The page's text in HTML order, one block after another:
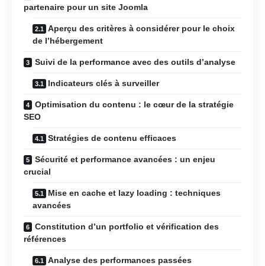
partenaire pour un site Joomla
Aperçu des critères à considérer pour le choix
de l’hébergement
Suivi de la performance avec des outils d’analyse
Indicateurs clés à surveiller
Optimisation du contenu : le cœur de la stratégie
SEO
Stratégies de contenu efficaces
Sécurité et performance avancées : un enjeu
crucial
Mise en cache et lazy loading : techniques
avancées
Constitution d’un portfolio et vérification des
références
Analyse des performances passées